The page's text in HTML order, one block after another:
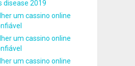
disease 2019
um cassino online
um cassino online
um cassino online